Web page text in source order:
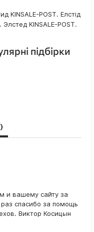
KINSALE-POST. Елстід
Элстед KINSALE-POST.
підбірки
и вашему сайту за
спасибо за помощь
Виктор Косицын